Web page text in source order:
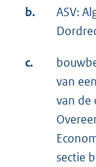
b.
ASV:
c.
van
van de
sectie